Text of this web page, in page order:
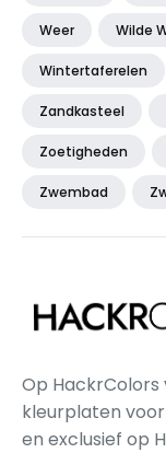
Weer Wilde
Wintertaferelen
Zandkasteel
Zoetigheden
Zwembad
Op HackrColors
kleurplaten
en exclusief op